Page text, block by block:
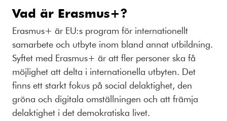
Vad är Erasmus+?
Erasmus+ är EU:s program för internationellt
samarbete och utbyte inom bland annat utbildning.
Syftet med Erasmus+ är att fler personer ska få
möjlighet att delta i internationella utbyten. Det
finns ett starkt fokus på social delaktighet, den
gröna och digitala omställningen och att främja
delaktighet i det demokratiska livet.